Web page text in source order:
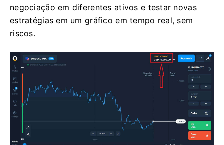
negociação em diferentes ativos e testar novas
estratégias em um gráfico em tempo real, sem
riscos.